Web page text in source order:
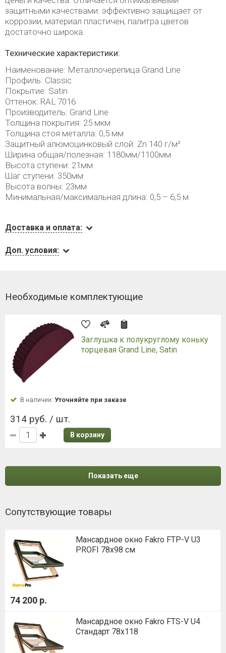
защитными качествами: эффективно защищает от
коррозии, материал пластичен, палитра цветов
достаточно широка.
Технические характеристики:
Наименование: Металлочерепица Grand Line
Профиль: Classic
Покрытие: Satin
Оттенок: RAL 7016
Производитель: Grand Line
Толщина покрытия: 25 мкм
Толщина стоя металла: 0,5 мм
Защитный алюмоцинковый слой: Zn 140 г/м²
Ширина общая/полезная: 1180мм/1100мм
Высота ступени: 21мм
Шаг ступени: 350мм
Высота волны: 23мм
Минимальная/максимальная длина: 0,5 – 6,5 м
Доставка и оплата:
Доп. условия:
Необходимые комплектующие
Заглушка к полукруглому коньку
торцевая Grand Line, Satin
В наличии: Уточняйте при заказе
314 руб. / шт.
В корзину
Показать еще
Сопутствующие товары
Мансардное окно Fakro FTP-V U3
PROFI 78x98 см
74 200 р.
Мансардное окно Fakro FTS-V U4
Стандарт 78х118